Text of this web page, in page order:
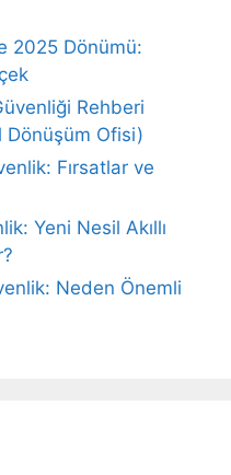
2025 Dönümü:
Rehberi
Dönüşüm Ofisi)
Fırsatlar ve
Yeni Nesil Akıllı
Neden Önemli